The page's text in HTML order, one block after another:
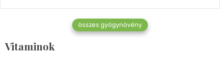
összes gyógynövény
Vitaminok
Vitaminok
Mindent a B-12 vitaminról
2023.02.27.